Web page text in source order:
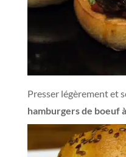
Presser légèrement et
hamburgers de boeuf